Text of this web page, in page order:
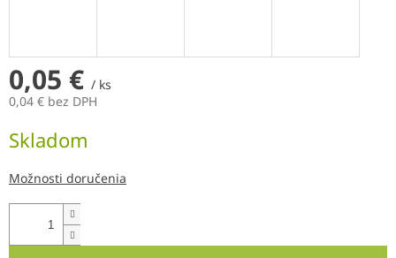
0,05 € / ks
0,04 € bez DPH
cena:
Skladom
Možnosti doručenia